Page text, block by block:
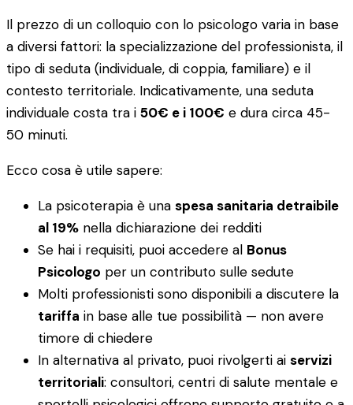
Il prezzo di un colloquio con lo psicologo varia in base
a diversi fattori: la specializzazione del professionista, il
tipo di seduta (individuale, di coppia, familiare) e il
contesto territoriale. Indicativamente, una seduta
individuale costa tra i 50€ e i 100€ e dura circa 45-
50 minuti.
Ecco cosa è utile sapere:
La psicoterapia è una spesa sanitaria detraibile
al 19% nella dichiarazione dei redditi
Se hai i requisiti, puoi accedere al Bonus
Psicologo per un contributo sulle sedute
Molti professionisti sono disponibili a discutere la
tariffa in base alle tue possibilità — non avere
timore di chiedere
In alternativa al privato, puoi rivolgerti ai servizi
territoriali: consultori, centri di salute mentale e